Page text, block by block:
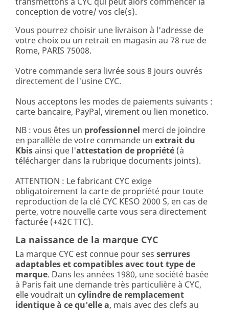
conception de votre/ vos cle(s).
Vous pourrez choisir une livraison à l'adresse de
votre choix ou un retrait en magasin au 78 rue de
Rome, PARIS 75008.
Votre commande sera livrée sous 8 jours ouvrés
directement de l'usine CYC.
Nous acceptons les modes de paiements suivants :
carte bancaire, PayPal, virement ou lien monetico.
NB : vous êtes un professionnel merci de joindre
en parallèle de votre commande un extrait du
Kbisainsi que l'attestation de propriété (à
télécharger dans la rubrique documents joints).
ATTENTION : Le fabricant CYC exige
obligatoirement la carte de propriété pour toute
reproduction de la clé CYC KESO 2000 S, en cas de
perte, votre nouvelle carte vous sera directement
facturée (+42€ TTC).
La naissance de la marque CYC
La marque CYC est connue pour ses serrures
adaptables et compatibles avec tout type de
marque. Dans les années 1980, une société basée
à Paris fait une demande très particulière à CYC,
elle voudrait un cylindre de remplacement
identique à ce qu'elle a, mais avec des clefs au